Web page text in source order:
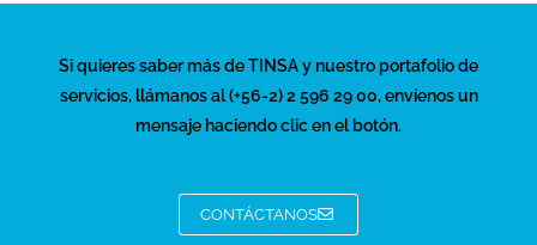
Si quieres saber más de TINSA y nuestro portafolio de
servicios, llámanos al (+56-2) 2 596 29 00, envíenos un
mensaje haciendo clic en el botón.
CONTÁCTANOS